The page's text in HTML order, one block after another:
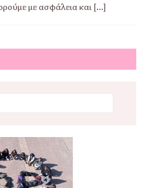
με ασφάλεια και [...]